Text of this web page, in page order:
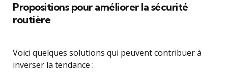
Propositions pour améliorer la sécurité
routière
Voici quelques solutions qui peuvent contribuer à
inverser la tendance :